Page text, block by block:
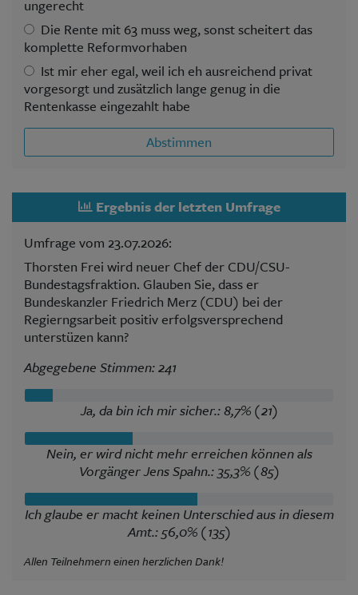
ungerecht
Die Rente mit 63 muss weg, sonst scheitert das
komplette Reformvorhaben
Ist mir eher egal, weil ich eh ausreichend privat
vorgesorgt und zusätzlich lange genug in die
Rentenkasse eingezahlt habe
Abstimmen
Ergebnis der letzten Umfrage
Umfrage vom 23.07.2026:
Thorsten Frei wird neuer Chef der CDU/CSU-
Bundestagsfraktion. Glauben Sie, dass er
Bundeskanzler Friedrich Merz (CDU) bei der
Regierngsarbeit positiv erfolgsversprechend
unterstüzen kann?
Abgegebene Stimmen: 241
Ja, da bin ich mir sicher.: 8,7% (21)
Nein, er wird nicht mehr erreichen können als
Vorgänger Jens Spahn.: 35,3% (85)
Ich glaube er macht keinen Unterschied aus in diesem
Amt.: 56,0% (135)
Allen Teilnehmern einen herzlichen Dank!